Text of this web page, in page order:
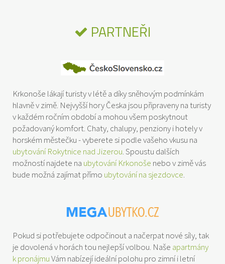
PARTNEŘI
Krkonoše lákají turisty v létě a díky sněhovým podmínkám
hlavně v zimě. Nejvyšší hory Česka jsou připraveny na turisty
v každém ročním období a mohou všem poskytnout
požadovaný komfort. Chaty, chalupy, penziony i hotely v
horském městečku - vyberete si podle vašeho vkusu na
ubytování Rokytnice nad Jizerou. Spoustu dalších
možností najdete na ubytování Krkonoše nebo v zimě vás
bude možná zajímat přímo ubytování na sjezdovce.
Pokud si potřebujete odpočinout a načerpat nové síly, tak
je dovolená v horách tou nejlepší volbou. Naše apartmány
k pronájmuVám nabízejí ideální polohu pro zimní i letní